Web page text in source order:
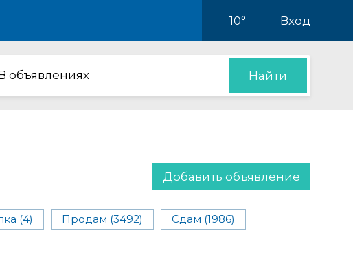
10° Вход
объявлениях Найти
Добавить объявление
(4) Продам (3492) Сдам (1986)